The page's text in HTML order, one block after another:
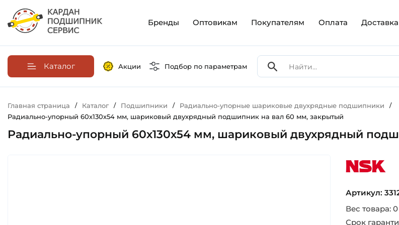
Бренды Оптовикам Покупателям Оплата Доставка
Каталог Акции Подбор по параметрам
Главная страница / Каталог / Подшипники / Радиально-упорные шариковые двухрядные подшипники /
Радиально-упорный 60х130х54 мм, шариковый двухрядный подшипник на вал 60 мм, закрытый
Радиально-упорный 60х130х54 мм, шариковый двухрядный
Артикул:
Вес товара: 0
Срок